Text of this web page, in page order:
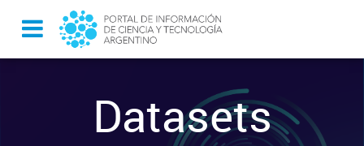
Datasets